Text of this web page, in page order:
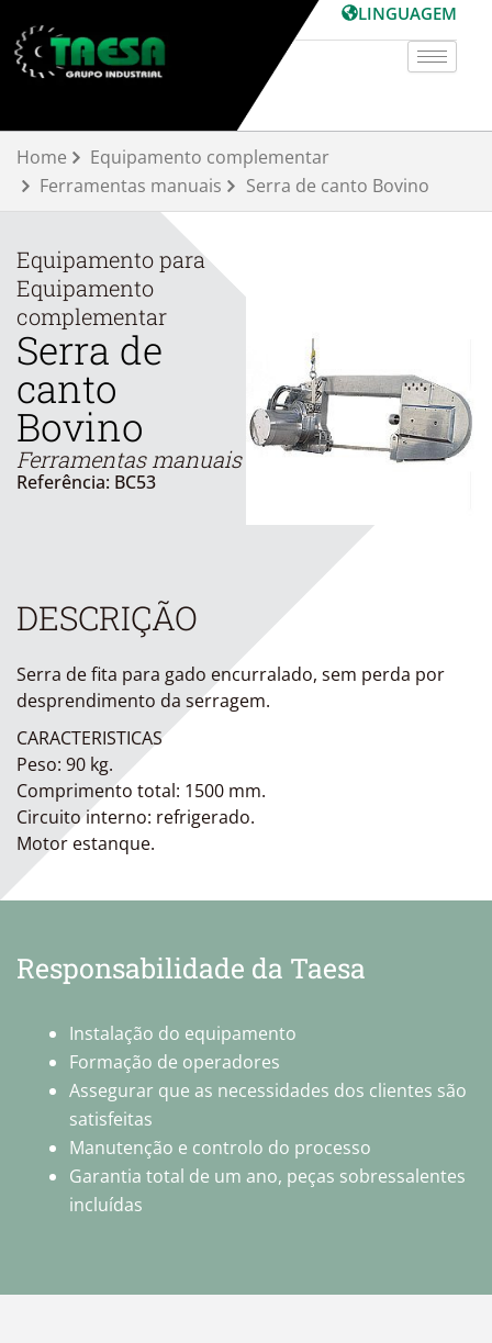
to
content
LINGUAGEM
Home
Equipamento complementar
Ferramentas manuais
Serra de canto Bovino
Equipamento para
Equipamento
complementar
Serra de
canto
Bovino
Ferramentas manuais
Referência: BC53
DESCRIÇÃO
Serra de fita para gado encurralado, sem perda por
desprendimento da serragem.
CARACTERISTICAS
Peso: 90 kg.
Comprimento total: 1500 mm.
Circuito interno: refrigerado.
Motor estanque.
Responsabilidade da Taesa
Instalação do equipamento
Formação de operadores
Assegurar que as necessidades dos clientes são
satisfeitas
Manutenção e controlo do processo
Garantia total de um ano, peças sobressalentes
incluídas